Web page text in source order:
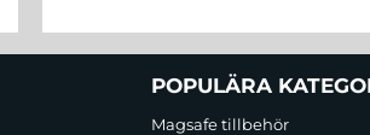
POPULÄRA
Magsafe tillbehör